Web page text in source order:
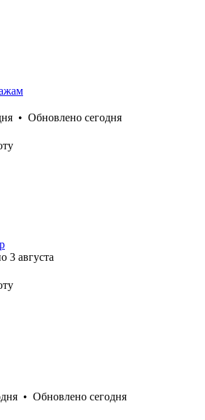
• Обновлено сегодня
3 августа
• Обновлено сегодня